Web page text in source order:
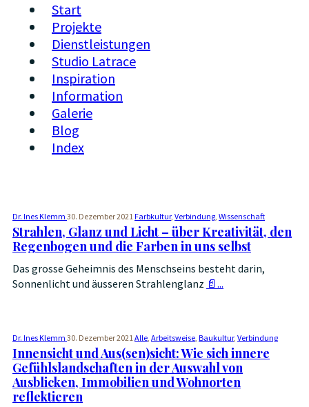
Start
Projekte
Dienstleistungen
Studio Latrace
Inspiration
Information
Galerie
Blog
Index
Dr. Ines Klemm 30. Dezember 2021Farbkultur, Verbindung, Wissenschaft
Strahlen, Glanz und Licht – über Kreativität, den
Regenbogen und die Farben in uns selbst
Das grosse Geheimnis des Menschseins besteht darin,
Sonnenlicht und äusseren Strahlenglanz 📄...
Dr. Ines Klemm 30. Dezember 2021Alle, Arbeitsweise, Baukultur, Verbindung
Innensicht und Aus(sen)sicht: Wie sich innere
Gefühlslandschaften in der Auswahl von
Ausblicken, Immobilien und Wohnorten
reflektieren